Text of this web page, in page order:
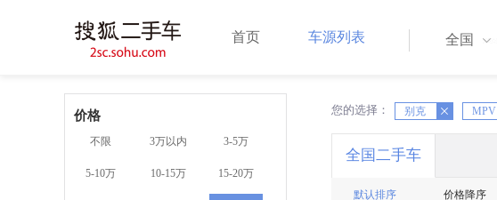
首页 车源列表 全国
价格
不限 3万以内 3-5万
5-10万 10-15万 15-20万
您的选择： 别克
X MPV
X X
全国二手车
默认排序 价格降序